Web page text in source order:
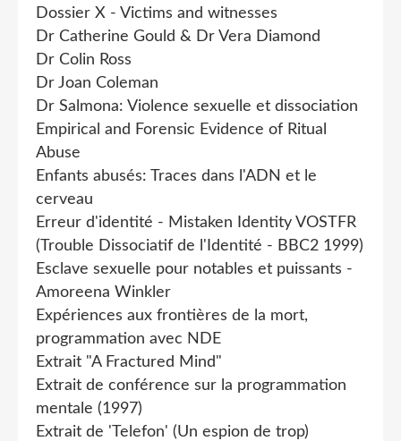
Dossier X - Victims and witnesses
Dr Catherine Gould & Dr Vera Diamond
Dr Colin Ross
Dr Joan Coleman
Dr Salmona: Violence sexuelle et dissociation
Empirical and Forensic Evidence of Ritual
Abuse
Enfants abusés: Traces dans l'ADN et le
cerveau
Erreur d'identité - Mistaken Identity VOSTFR
(Trouble Dissociatif de l'Identité - BBC2 1999)
Esclave sexuelle pour notables et puissants -
Amoreena Winkler
Expériences aux frontières de la mort,
programmation avec NDE
Extrait "A Fractured Mind"
Extrait de conférence sur la programmation
mentale (1997)
Extrait de 'Telefon' (Un espion de trop)